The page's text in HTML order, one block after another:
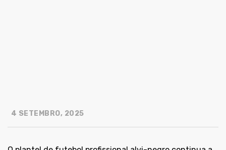
4 SETEMBRO, 2025